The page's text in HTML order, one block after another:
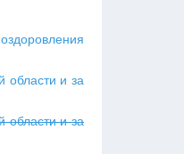
области и за
области и за